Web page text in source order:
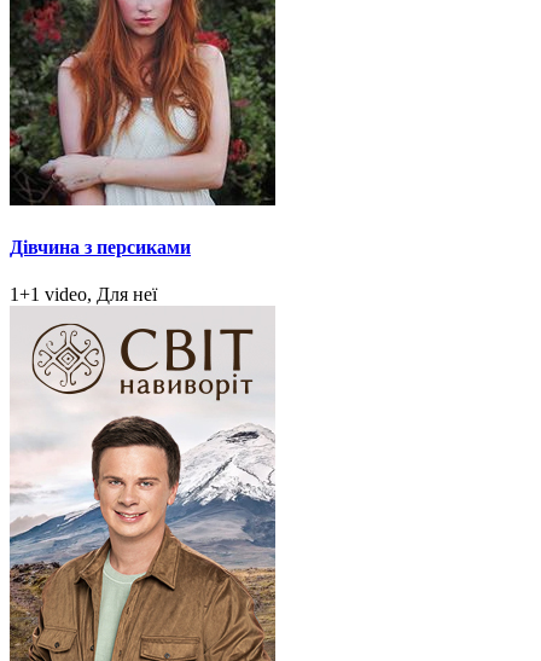
Дівчина з персиками
1+1 video, Для неї